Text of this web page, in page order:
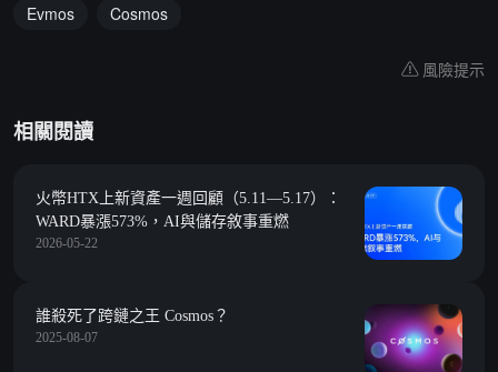
Evmos Cosmos
風險提示
相關閱讀
火幣HTX上新資產一週回顧（5.11—5.17）：
WARD暴漲573%，AI與儲存敘事重燃
2026-05-22
誰殺死了跨鏈之王 Cosmos？
2025-08-07